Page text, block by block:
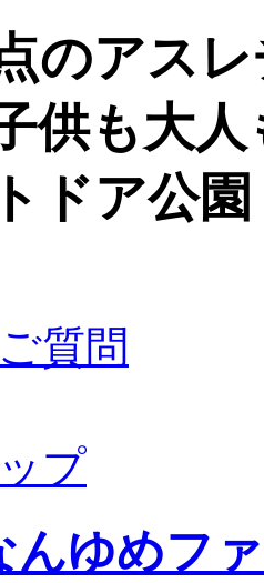
のアス
供も大
ドア公園
質問
プ
んゆめフ